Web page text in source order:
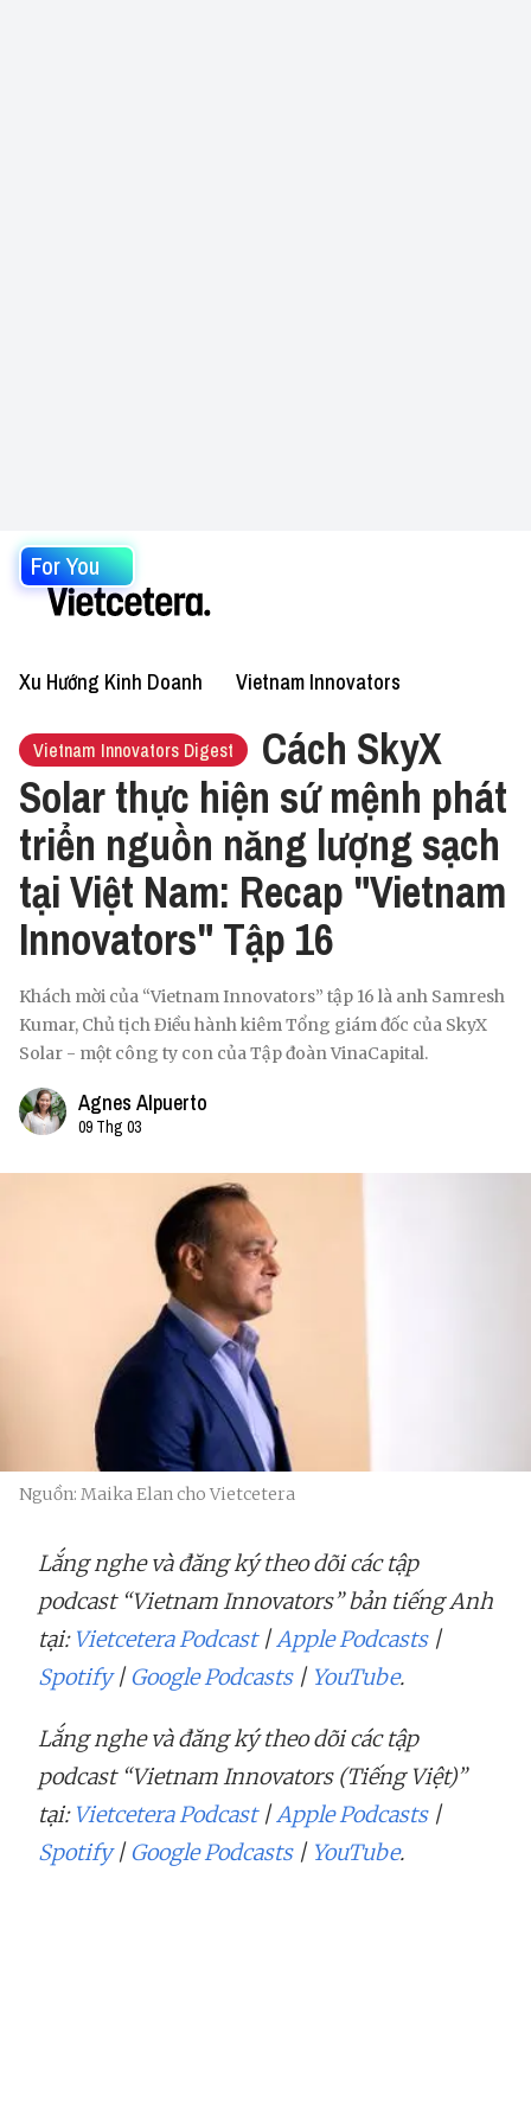
For You
Xu Hướng Kinh Doanh Vietnam Innovators
Vietnam Innovators Digest
Cách SkyX
Solar thực hiện sứ mệnh phát
triển nguồn năng lượng sạch
tại Việt Nam: Recap "Vietnam
Innovators" Tập 16
Khách mời của “Vietnam Innovators” tập 16 là anh Samresh
Kumar, Chủ tịch Điều hành kiêm Tổng giám đốc của SkyX
Solar - một công ty con của Tập đoàn VinaCapital.
Agnes Alpuerto
09 Thg 03
Nguồn: Maika Elan cho Vietcetera
Lắng nghe và đăng ký theo dõi các tập
podcast “Vietnam Innovators” bản tiếng Anh
tại: Vietcetera Podcast|Apple Podcasts|
Spotify| Google Podcasts| YouTube.
Lắng nghe và đăng ký theo dõi các tập
podcast “Vietnam Innovators (Tiếng Việt)”
tại: Vietcetera Podcast|Apple Podcasts|
Spotify| Google Podcasts| YouTube.